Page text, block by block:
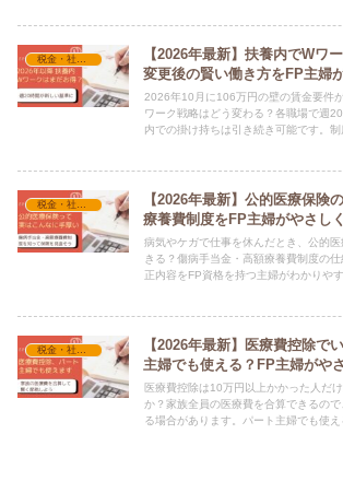
税金・社会保険
【2026年最新】扶養内でWワ
変更後の賢い働き方をFP主婦
2026年10月に106万円の壁の賃金要件
ワーク戦略はどう変わる？各職場で週
内での掛け持ちは引き続き可能です。
税金・社会保険
【2026年最新】公的医療保険
療養費制度をFP主婦がやさし
病気やケガで仕事を休んだとき、公的
きる？傷病手当金・高額療養費制度の
正内容をFP資格を持つ主婦がわかりやす
税金・社会保険
【2026年最新】医療費控除で
主婦でも使える？FP主婦がや
医療費控除は10万円以上かかった人だ
か？家族全員の医療費を合算できるの
る場合があります。パート主婦でも使え